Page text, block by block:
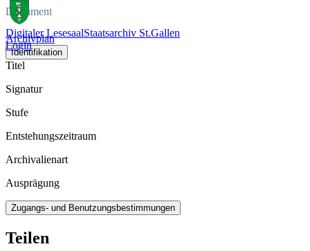
Digitaler LesesaalStaatsarchiv St.Gallen
Login
Dokument
Archivplan
Identifikation
Titel
Signatur
Stufe
Entstehungszeitraum
Archivalienart
Ausprägung
Zugangs- und Benutzungsbestimmungen
Teilen